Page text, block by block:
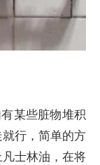
某些脏物堆积
行，简单的方
士林油，在将